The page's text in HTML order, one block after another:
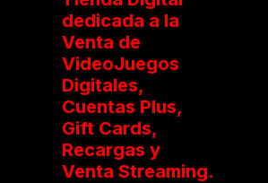
dedicada a la
Venta de
VideoJuegos
Digitales,
Cuentas Plus,
Gift Cards,
Recargas y
Venta Streaming.